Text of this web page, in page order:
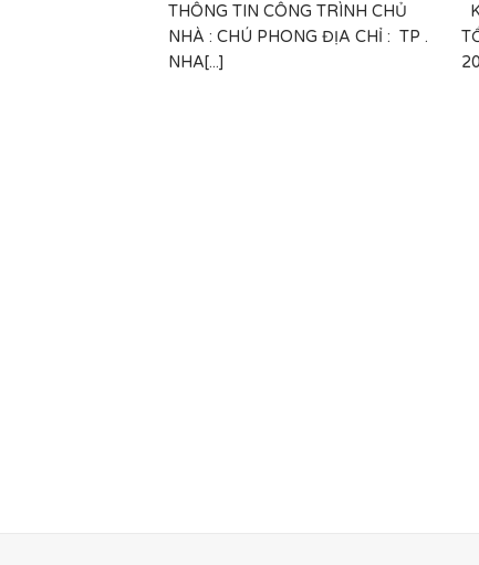
THÔNG TIN CÔNG TRÌNH CHỦ
NHÀ : CHÚ PHONG ĐỊA CHỈ : TP .
NHA[...]